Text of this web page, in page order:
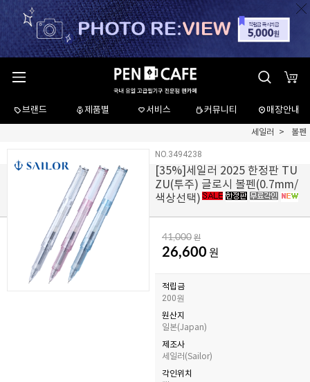
브랜드 제품별 서비스 커뮤니티 매장안내
세일러 볼펜
NO.3494238
[35%]세일러 2025 한정판 TU
ZU(투주) 글로시 볼펜(0.7mm/
색상선택)
41,000 원
26,600 원
적립금
200원
원산지
일본(Japan)
제조사
세일러(Sailor)
각인위치